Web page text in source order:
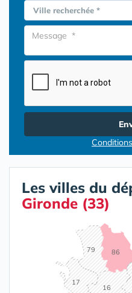
Ville recherchée *
Les villes du
Gironde (33)
16
17
79 86